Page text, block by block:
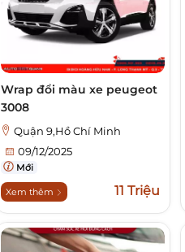
Wrap đổi màu xe peugeot
3008
Quận 9,Hồ Chí Minh
09/12/2025
Mới
Xem thêm 11 Triệu